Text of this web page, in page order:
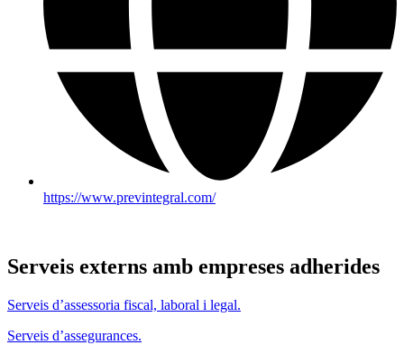
https://www.previntegral.com/
Serveis externs amb empreses adherides
Serveis d’assessoria fiscal, laboral i legal.
Serveis d’assegurances.